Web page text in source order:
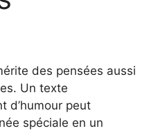
des pensées aussi
Un texte
d’humour peut
spéciale en un